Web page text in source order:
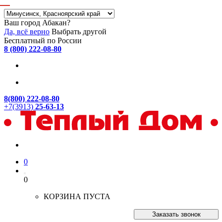
Ваш город Абакан?
Да, всё верно Выбрать другой
Бесплатный по России
8 (800) 222-08-80
8(800) 222-08-80
+7(3913) 25-63-13
0
0
КОРЗИНА ПУСТА
Заказать звонок